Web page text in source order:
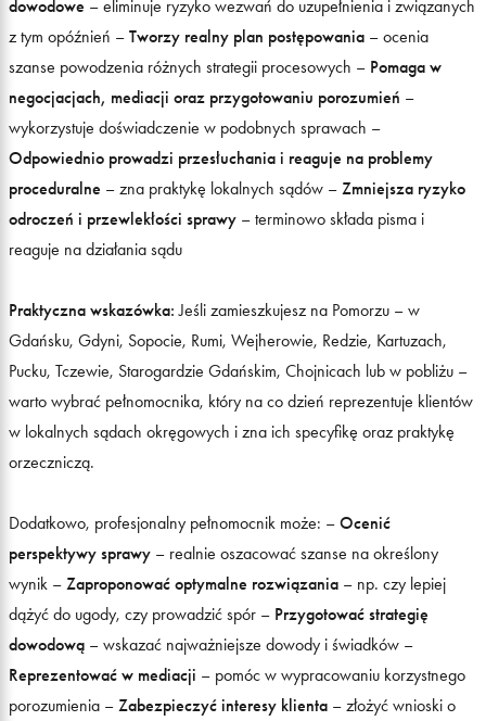
dowodowe – eliminuje ryzyko wezwań do uzupełnienia i związanych
z tym opóźnień – Tworzy realny plan postępowania – ocenia
szanse powodzenia różnych strategii procesowych – Pomaga w
negocjacjach, mediacji oraz przygotowaniu porozumień –
wykorzystuje doświadczenie w podobnych sprawach –
Odpowiednio prowadzi przesłuchania i reaguje na problemy
proceduralne – zna praktykę lokalnych sądów – Zmniejsza ryzyko
odroczeń i przewlekłości sprawy – terminowo składa pisma i
reaguje na działania sądu
Praktyczna wskazówka: Jeśli zamieszkujesz na Pomorzu – w
Gdańsku, Gdyni, Sopocie, Rumi, Wejherowie, Redzie, Kartuzach,
Pucku, Tczewie, Starogardzie Gdańskim, Chojnicach lub w pobliżu –
warto wybrać pełnomocnika, który na co dzień reprezentuje klientów
w lokalnych sądach okręgowych i zna ich specyfikę oraz praktykę
orzeczniczą.
Dodatkowo, profesjonalny pełnomocnik może: – Ocenić
perspektywy sprawy – realnie oszacować szanse na określony
wynik – Zaproponować optymalne rozwiązania – np. czy lepiej
dążyć do ugody, czy prowadzić spór – Przygotować strategię
dowodową – wskazać najważniejsze dowody i świadków –
Reprezentować w mediacji – pomóc w wypracowaniu korzystnego
porozumienia – Zabezpieczyć interesy klienta – złożyć wnioski o